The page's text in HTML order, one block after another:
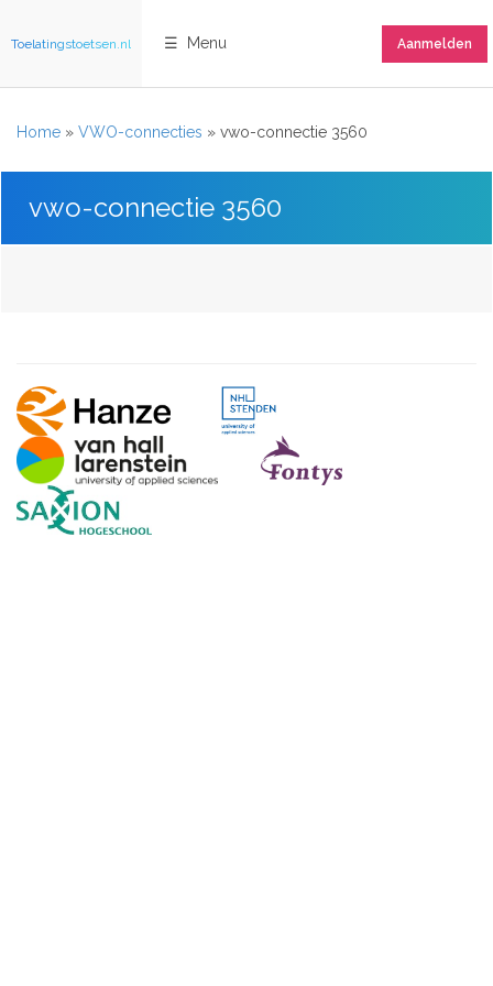
Toelatingstoetsen.nl ☰ Menu Aanmelden
Home » VWO-connecties » vwo-connectie 3560
vwo-connectie 3560